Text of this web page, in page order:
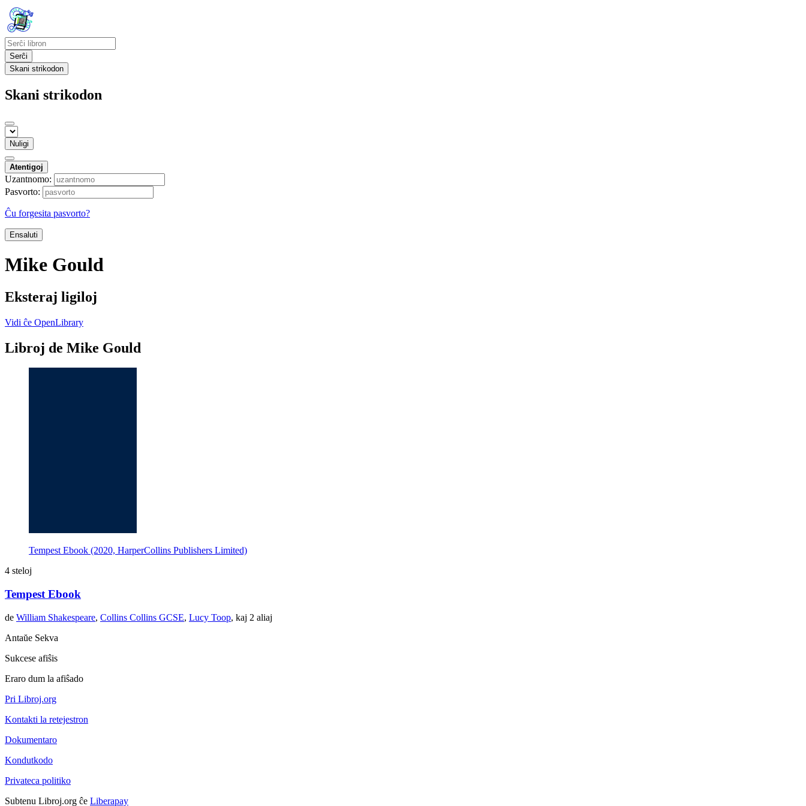
Serĉi
Skani strikodon
Skani strikodon
Nuligi
Atentigoj
Uzantnomo:
Pasvorto:
Ĉu forgesita pasvorto?
Ensaluti
Mike Gould
Eksteraj ligiloj
Vidi ĉe OpenLibrary
Libroj de Mike Gould
Tempest Ebook (2020, HarperCollins Publishers Limited)
4 steloj
Tempest Ebook
de William Shakespeare, Collins Collins GCSE, Lucy Toop, kaj 2 aliaj
Antaŭe Sekva
Sukcese afiŝis
Eraro dum la afiŝado
Pri Libroj.org
Kontakti la retejestron
Dokumentaro
Kondutkodo
Privateca politiko
Subtenu Libroj.org ĉe Liberapay